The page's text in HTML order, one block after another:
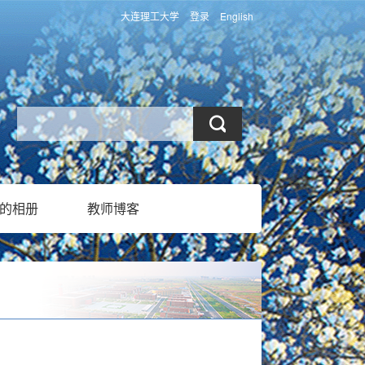
大连理工大学 登录 English
相册 教师博客